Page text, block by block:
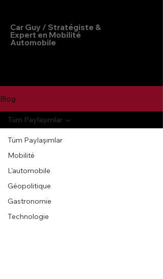
Car Guy / Stratégiste &
Expert en Mobilité
Automobile
Blog
Tüm Paylaşımlar
Mobilité
L'automobile
Géopolitique
Gastronomie
Technologie
Tüm Paylaşımlar